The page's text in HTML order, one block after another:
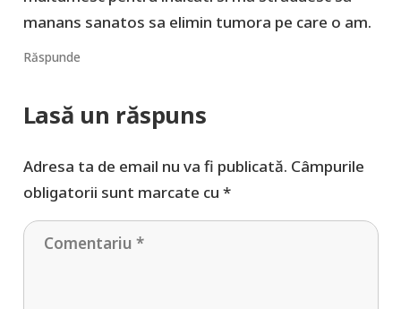
manans sanatos sa elimin tumora pe care o am.
Răspunde
Lasă un răspuns
Adresa ta de email nu va fi publicată. Câmpurile
obligatorii sunt marcate cu *